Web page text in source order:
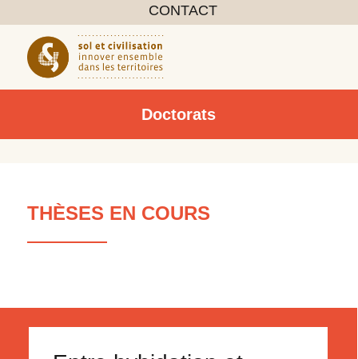
CONTACT
Doctorats
THÈSES EN COURS